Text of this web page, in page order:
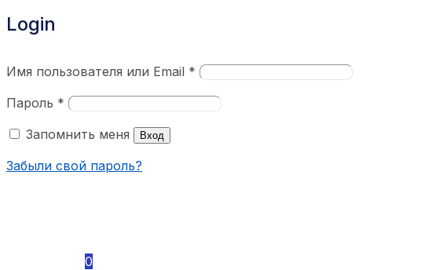
Login
Имя пользователя или Email *
Пароль *
Запомнить меня
Вход
Забыли свой пароль?
0